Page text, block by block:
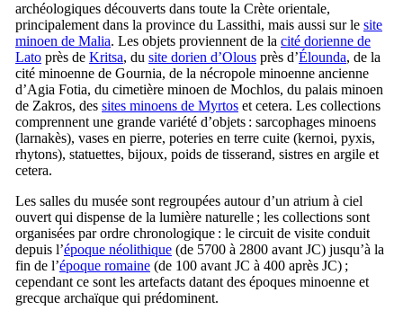
archéologiques découverts dans toute la Crète orientale,
principalement dans la province du Lassithi, mais aussi sur le site
minoen de Malia. Les objets proviennent de la cité dorienne de
Lato près de Kritsa, du site dorien d’Olous près d’Élounda, de la
cité minoenne de Gournia, de la nécropole minoenne ancienne
d’Agia Fotia, du cimetière minoen de Mochlos, du palais minoen
de Zakros, des sites minoens de Myrtos et cetera. Les collections
comprennent une grande variété d’objets : sarcophages minoens
(larnakès), vases en pierre, poteries en terre cuite (kernoi, pyxis,
rhytons), statuettes, bijoux, poids de tisserand, sistres en argile et
cetera.
Les salles du musée sont regroupées autour d’un atrium à ciel
ouvert qui dispense de la lumière naturelle ; les collections sont
organisées par ordre chronologique : le circuit de visite conduit
depuis l’époque néolithique (de 5700 à 2800 avant JC) jusqu’à la
fin de l’époque romaine (de 100 avant JC à 400 après JC) ;
cependant ce sont les artefacts datant des époques minoenne et
grecque archaïque qui prédominent.